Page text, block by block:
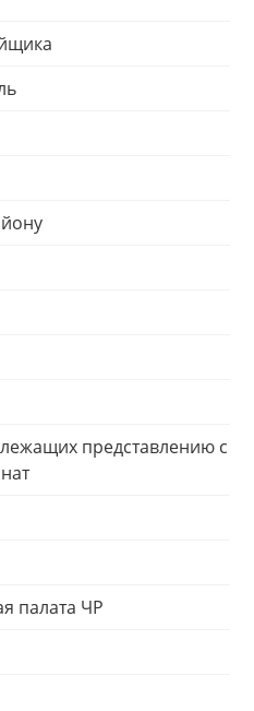
представлению с
палата ЧР